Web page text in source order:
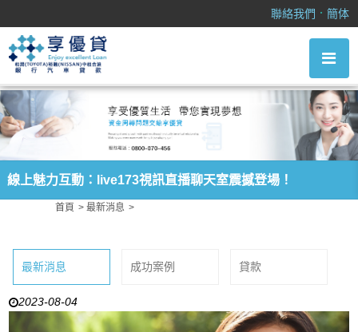
聯絡我們 ． 簡体
線上魅力互動：live173視訊直播聊天室震撼登場！
首頁 最新消息
最新消息 成功案例 貸款
2023-08-04